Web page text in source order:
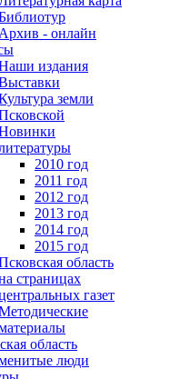
Архив - онлайн
издания
земли
2010 год
2011 год
2012 год
2013 год
2014 год
2015 год
область
страницах
газет
область